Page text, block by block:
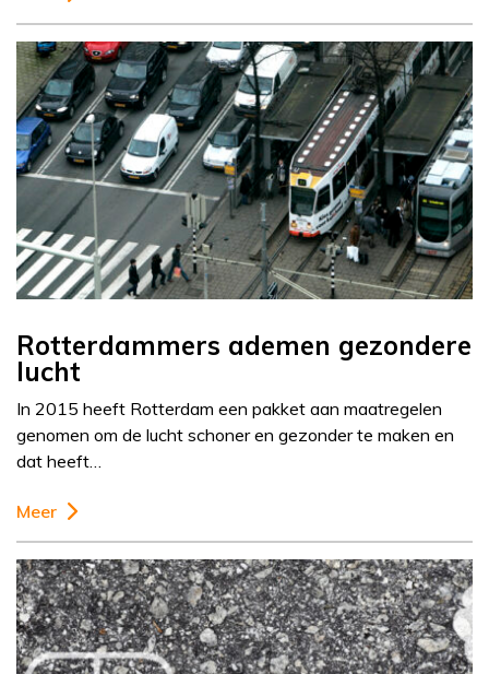
Rotterdammers ademen gezondere
lucht
In 2015 heeft Rotterdam een pakket aan maatregelen
genomen om de lucht schoner en gezonder te maken en
dat heeft…
Meer